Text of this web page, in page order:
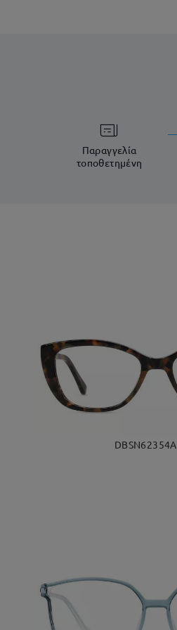
Παραγγελία
τοποθετημένη
DBSN62354A